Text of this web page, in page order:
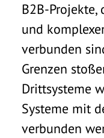
B2B-
und
verbunden
Grenzen
Drittsysteme
Systeme mit
verbunden